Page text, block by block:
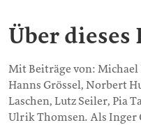
Über dieses
Mit Beiträge von:
Hanns Grössel, Norbert
Laschen, Lutz Seiler, Pia
Ulrik Thomsen. Als Inger